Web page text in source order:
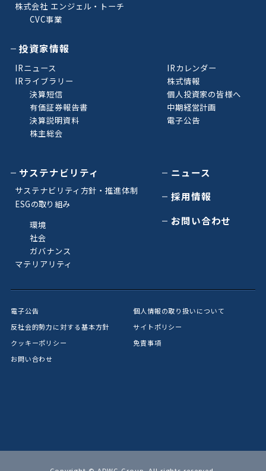
株式会社 エンジェル・トーチ
CVC事業
投資家情報
IRニュース
IRライブラリー
決算短信
有価証券報告書
決算説明資料
株主総会
IRカレンダー
株式情報
個人投資家の皆様へ
中期経営計画
電子公告
サステナビリティ
サステナビリティ方針・推進体制
ESGの取り組み
環境
社会
ガバナンス
マテリアリティ
ニュース
採用情報
お問い合わせ
電子公告
個人情報の取り扱いについて
反社会的勢力に対する基本方針
サイトポリシー
クッキーポリシー
免責事項
お問い合わせ